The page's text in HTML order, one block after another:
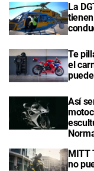
La
Te
el
Así
MITT
no